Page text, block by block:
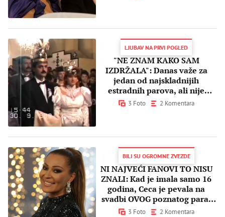
LJUBAV NA PRVI POGLED
"NE ZNAM KAKO SAM
IZDRŽALA": Danas važe za
jedan od najskladnijih
estradnih parova, ali nije
oduvek sve bilo BAJNO
3 Foto 2 Komentara
BILI SU OGROMNE ZVEZDE
NI NAJVEĆI FANOVI TO NISU
ZNALI: Kad je imala samo 16
godina, Ceca je pevala na
svadbi OVOG poznatog para!
(FOTO)
3 Foto 2 Komentara